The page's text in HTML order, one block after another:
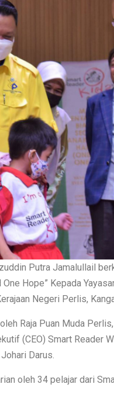
Putra Jamalullail
Hope” Kepada
Negeri Perlis,
Raja Puan Muda
(CEO) Smart Reader
Darus.
oleh 34 pelajar dari